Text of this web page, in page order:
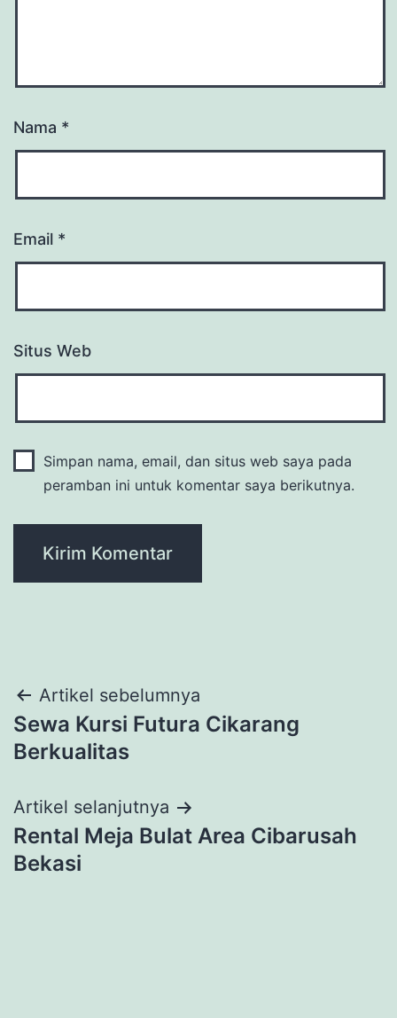
Nama *
Email *
Situs Web
Simpan nama, email, dan situs web saya pada
peramban ini untuk komentar saya berikutnya.
Navigasi
pos
Artikel sebelumnya
Sewa Kursi Futura Cikarang
Berkualitas
Artikel selanjutnya
Rental Meja Bulat Area Cibarusah
Bekasi